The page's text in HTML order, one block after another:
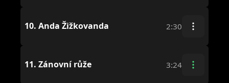
10. Anda Žižkovanda 2:30
11. Zánovní růže 3:24